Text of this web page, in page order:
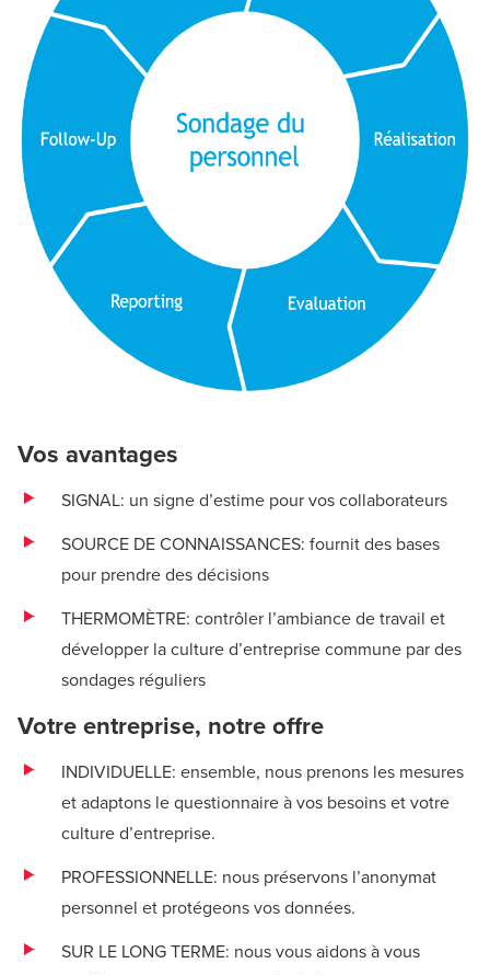
Vos avantages
SIGNAL: un signe d’estime pour vos collaborateurs
SOURCE DE CONNAISSANCES: fournit des bases
pour prendre des décisions
THERMOMÈTRE: contrôler l’ambiance de travail et
développer la culture d’entreprise commune par des
sondages réguliers
Votre entreprise, notre offre
INDIVIDUELLE: ensemble, nous prenons les mesures
et adaptons le questionnaire à vos besoins et votre
culture d’entreprise.
PROFESSIONNELLE: nous préservons l’anonymat
personnel et protégeons vos données.
SUR LE LONG TERME: nous vous aidons à vous